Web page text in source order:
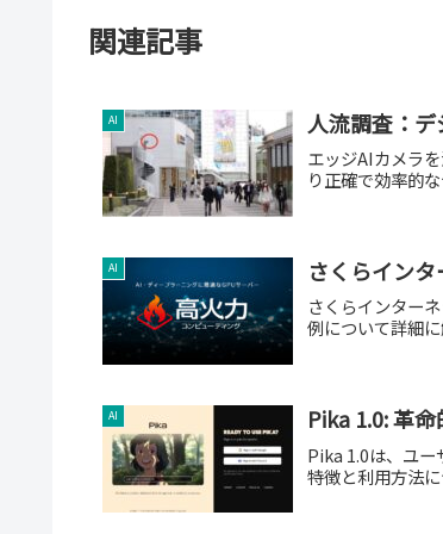
関連記事
AI 人流調査：
エッジAIカメラ
り正確で効率的
AI さくらイン
さくらインター
例について詳細に
AI Pika 1.0: 革
Pika 1.0は、ユー
特徴と利用方法に